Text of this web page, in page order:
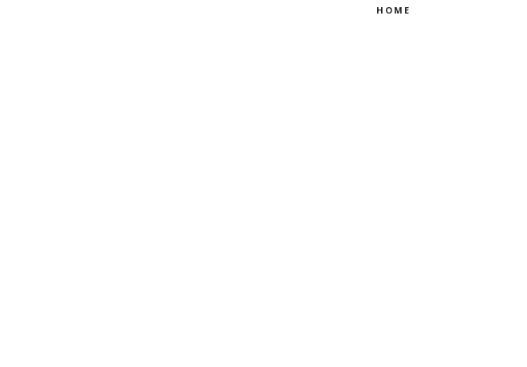
HOME